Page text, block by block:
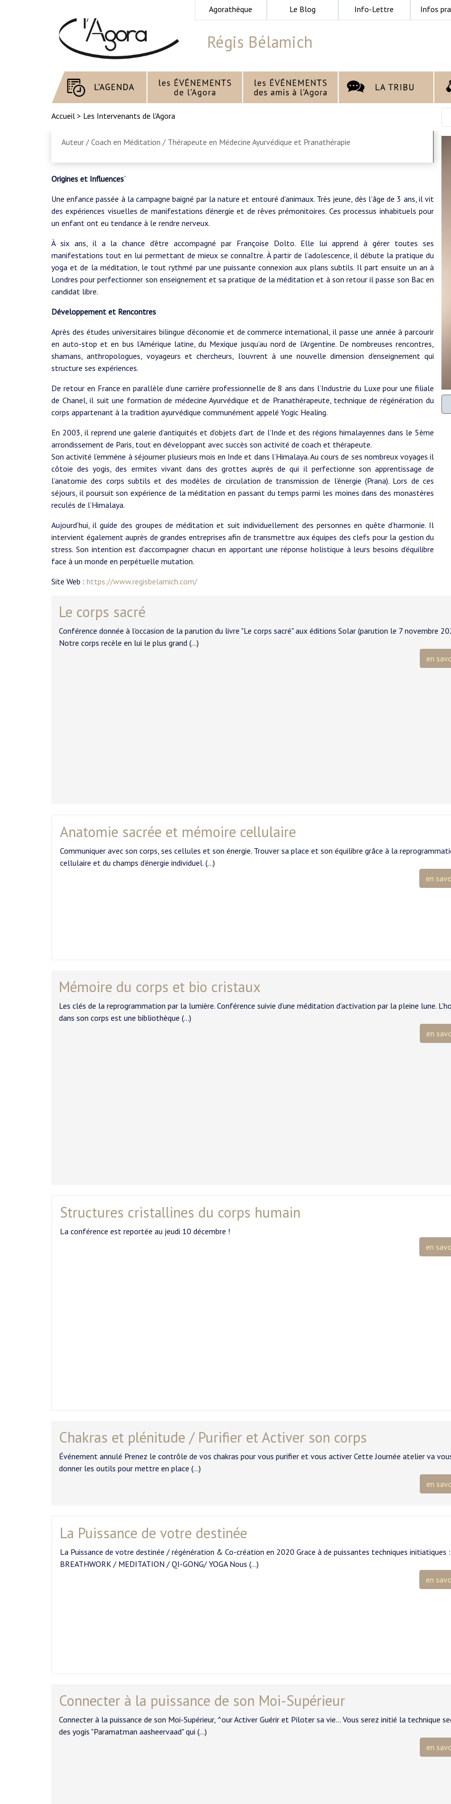
Agorathèque Le Blog Info-Lettre Infos
Régis Bélamich
Accueil > Les Intervenants de l'Agora
Auteur / Coach en Méditation / Thérapeute en Médecine Ayurvédique et Pranathérapie
Origines et Influences`
Une enfance passée à la campagne baigné par la nature et entouré d’animaux. Très jeune, dès l’âge de 3 ans, il vit
des expériences visuelles de manifestations d’énergie et de rêves prémonitoires. Ces processus inhabituels pour
un enfant ont eu tendance à le rendre nerveux.
À six ans, il a la chance d’être accompagné par Françoise Dolto. Elle lui apprend à gérer toutes ses
manifestations tout en lui permettant de mieux se connaître. À partir de l’adolescence, il débute la pratique du
yoga et de la méditation, le tout rythmé par une puissante connexion aux plans subtils. Il part ensuite un an à
Londres pour perfectionner son enseignement et sa pratique de la méditation et à son retour il passe son Bac en
candidat libre.
Développement et Rencontres
Après des études universitaires bilingue d’économie et de commerce international, il passe une année à parcourir
en auto-stop et en bus l’Amérique latine, du Mexique jusqu’au nord de l’Argentine. De nombreuses rencontres,
shamans, anthropologues, voyageurs et chercheurs, l’ouvrent à une nouvelle dimension d’enseignement qui
structure ses expériences.
De retour en France en parallèle d’une carrière professionnelle de 8 ans dans l’Industrie du Luxe pour une filiale
de Chanel, il suit une formation de médecine Ayurvédique et de Pranathérapeute, technique de régénération du
corps appartenant à la tradition ayurvédique communément appelé Yogic Healing.
En 2003, il reprend une galerie d’antiquités et d’objets d’art de l’Inde et des régions himalayennes dans le 5ème
arrondissement de Paris, tout en développant avec succès son activité de coach et thérapeute.
Son activité l’emmène à séjourner plusieurs mois en Inde et dans l’Himalaya. Au cours de ses nombreux voyages il
côtoie des yogis, des ermites vivant dans des grottes auprès de qui il perfectionne son apprentissage de
l’anatomie des corps subtils et des modèles de circulation de transmission de l’énergie (Prana). Lors de ces
séjours, il poursuit son expérience de la méditation en passant du temps parmi les moines dans des monastères
reculés de l’Himalaya.
Aujourd’hui, il guide des groupes de méditation et suit individuellement des personnes en quête d’harmonie. Il
intervient également auprès de grandes entreprises afin de transmettre aux équipes des clefs pour la gestion du
stress. Son intention est d’accompagner chacun en apportant une réponse holistique à leurs besoins d’équilibre
face à un monde en perpétuelle mutation.
Site Web : https://www.regisbelamich.com/
Le corps sacré
Conférence donnée à l’occasion de la parution du livre "Le corps sacré" aux éditions Solar (parution le 7 novembre
Notre corps recèle en lui le plus grand (…)
en
Anatomie sacrée et mémoire cellulaire
Communiquer avec son corps, ses cellules et son énergie. Trouver sa place et son équilibre grâce à la
cellulaire et du champs d’énergie individuel. (…)
en
Mémoire du corps et bio cristaux
Les clés de la reprogrammation par la lumière. Conférence suivie d’une méditation d’activation par la pleine lune.
dans son corps est une bibliothèque (…)
en
Structures cristallines du corps humain
La conférence est reportée au jeudi 10 décembre !
en
Chakras et plénitude / Purifier et Activer son corps
Événement annulé Prenez le contrôle de vos chakras pour vous purifier et vous activer Cette Journée atelier va
donner les outils pour mettre en place (…)
en
La Puissance de votre destinée
La Puissance de votre destinée / régénération & Co-création en 2020 Grace à de puissantes techniques initiatiques :
BREATHWORK / MEDITATION / QI-GONG/ YOGA Nous (…)
en
Connecter à la puissance de son Moi-Supérieur
Connecter à la puissance de son Moi-Supérieur, ^our Activer Guérir et Piloter sa vie... Vous serez initié la technique
des yogis "Paramatman aasheervaad" qui (…)
en